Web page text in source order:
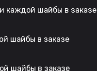
каждой шайбы в заказе
шайбы в заказе
шайбы в заказе